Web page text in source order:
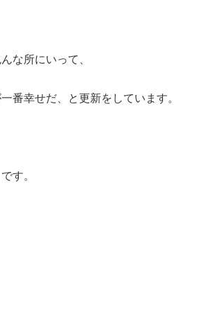
な所にいって、
番幸せだ、と更新をしています。
す。